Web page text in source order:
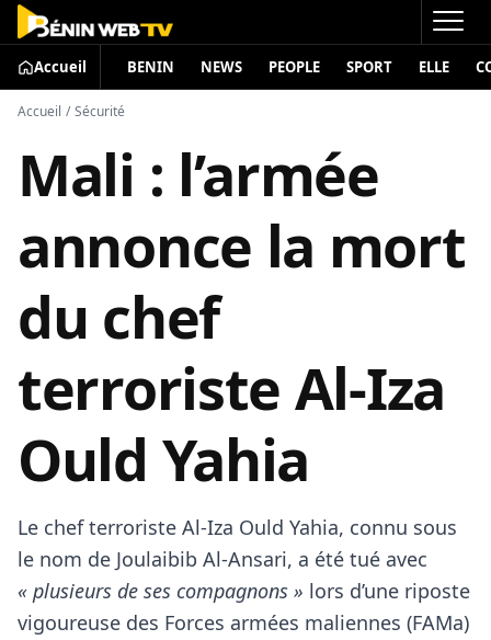
Accueil BENIN NEWS PEOPLE SPORT ELLE
Accueil / Sécurité
Mali : l’armée
annonce la mort
du chef
terroriste Al-Iza
Ould Yahia
Le chef terroriste Al-Iza Ould Yahia, connu sous
le nom de Joulaibib Al-Ansari, a été tué avec
« plusieurs de ses compagnons » lors d’une riposte
vigoureuse des Forces armées maliennes (FAMa)